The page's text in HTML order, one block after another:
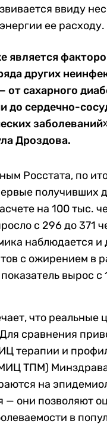
ввиду
ее расходу.
является
других
от сахарного
до сердечно-
Дроздова.
Росстата, по
получивших
на 100 тыс.
с 296 до 371
наблюдается и
с ожирением в
вырос с
что реальные
сравнения
терапии и
ТПМ)
на
— они позволяют
в